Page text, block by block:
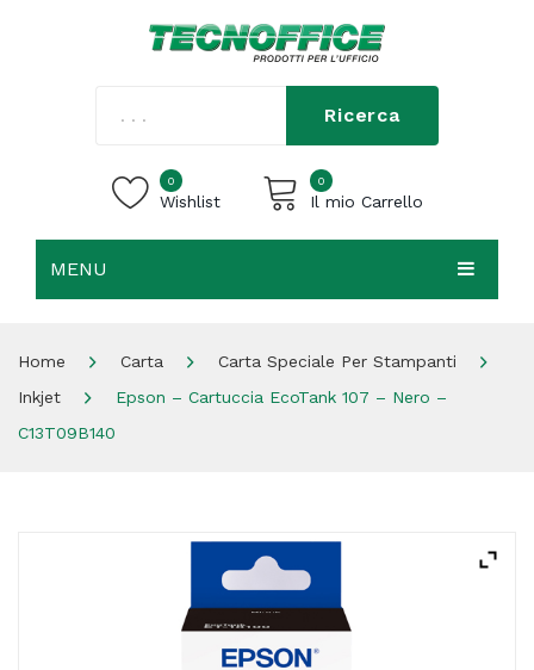
Ricerca
0
Wishlist
0
Il mio Carrello
MENU
SHOP
Home Carta
Carta Speciale Per Stampanti
Inkjet
Epson – Cartuccia EcoTank 107 – Nero –
C13T09B140